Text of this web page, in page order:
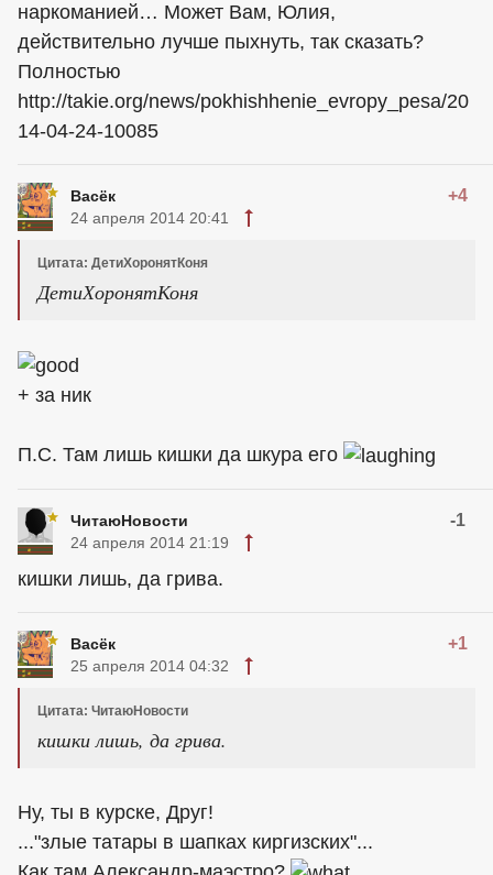
наркоманией… Может Вам, Юлия,
действительно лучше пыхнуть, так сказать?
Полностью
http://takie.org/news/pokhishhenie_evropy_pesa/20
14-04-24-10085
Васёк +4
24 апреля 2014 20:41
Цитата: ДетиХоронятКоня
ДетиХоронятКоня
+ за ник
П.С. Там лишь кишки да шкура его
ЧитаюНовости -1
24 апреля 2014 21:19
кишки лишь, да грива.
Васёк +1
25 апреля 2014 04:32
Цитата: ЧитаюНовости
кишки лишь, да грива.
Ну, ты в курске, Друг!
..."злые татары в шапках киргизских"...